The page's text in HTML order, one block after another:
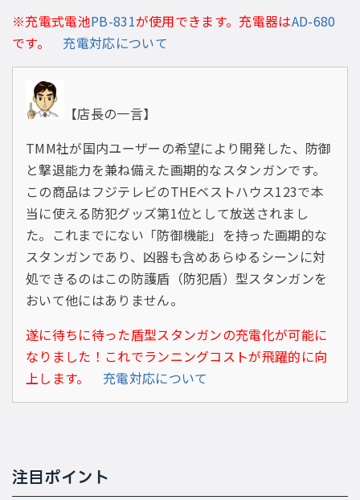
※充電式電池PB-831が使用できます。充電器はAD-680
です。 充電対応について
【店長の一言】
TMM社が国内ユーザーの希望により開発した、防御
と撃退能力を兼ね備えた画期的なスタンガンです。
この商品はフジテレビのTHEベストハウス123で本
当に使える防犯グッズ第1位として放送されまし
た。これまでにない「防御機能」を持った画期的な
スタンガンであり、凶器も含めあらゆるシーンに対
処できるのはこの防護盾（防犯盾）型スタンガンを
おいて他にはありません。
遂に待ちに待った盾型スタンガンの充電化が可能に
なりました！これでランニングコストが飛躍的に向
上します。 充電対応について
注目ポイント